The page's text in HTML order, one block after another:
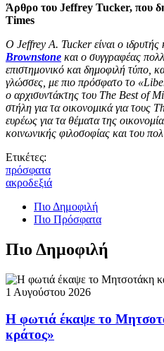
Άρθρο του Jeffrey Tucker, που
Times
Ο Jeffrey A. Tucker είναι ο ιδρυτής
Brownstone και ο συγγραφέας
επιστημονικό και δημοφιλή τύπο,
γλώσσες, με πιο πρόσφατο το
ο αρχισυντάκτης του The Best of
στήλη για τα οικονομικά για τους
ευρέως για τα θέματα της
κοινωνικής φιλοσοφίας και του
Ετικέτες:
πρόσφατα
ακροδεξιά
Πιο Δημοφιλή
Πιο Πρόσφατα
Πιο Δημοφιλή
1 Αυγούστου 2026
Η φωτιά έκαψε το
κράτος»